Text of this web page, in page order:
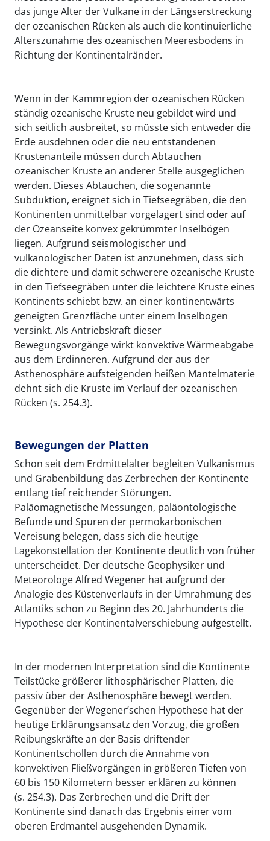
das junge Alter der Vulkane in der Längserstreckung
der ozeanischen Rücken als auch die kontinuierliche
Alterszunahme des ozeanischen Meeresbodens in
Richtung der Kontinentalränder.
Wenn in der Kammregion der ozeanischen Rücken
ständig ozeanische Kruste neu gebildet wird und
sich seitlich ausbreitet, so müsste sich entweder die
Erde ausdehnen oder die neu entstandenen
Krustenanteile müssen durch Abtauchen
ozeanischer Kruste an anderer Stelle ausgeglichen
werden. Dieses Abtauchen, die sogenannte
Subduktion, ereignet sich in Tiefseegräben, die den
Kontinenten unmittelbar vorgelagert sind oder auf
der Ozeanseite konvex gekrümmter Inselbögen
liegen. Aufgrund seismologischer und
vulkanologischer Daten ist anzunehmen, dass sich
die dichtere und damit schwerere ozeanische Kruste
in den Tiefseegräben unter die leichtere Kruste eines
Kontinents schiebt bzw. an einer kontinentwärts
geneigten Grenzfläche unter einem Inselbogen
versinkt. Als Antriebskraft dieser
Bewegungsvorgänge wirkt konvektive Wärmeabgabe
aus dem Erdinneren. Aufgrund der aus der
Asthenosphäre aufsteigenden heißen Mantelmaterie
dehnt sich die Kruste im Verlauf der ozeanischen
Rücken (s. 254.3).
Bewegungen der Platten
Schon seit dem Erdmittelalter begleiten Vulkanismus
und Grabenbildung das Zerbrechen der Kontinente
entlang tief reichender Störungen.
Paläomagnetische Messungen, paläontologische
Befunde und Spuren der permokarbonischen
Vereisung belegen, dass sich die heutige
Lagekonstellation der Kontinente deutlich von früher
unterscheidet. Der deutsche Geophysiker und
Meteorologe Alfred Wegener hat aufgrund der
Analogie des Küstenverlaufs in der Umrahmung des
Atlantiks schon zu Beginn des 20. Jahrhunderts die
Hypothese der Kontinentalverschiebung aufgestellt.
In der modernen Interpretation sind die Kontinente
Teilstücke größerer lithosphärischer Platten, die
passiv über der Asthenosphäre bewegt werden.
Gegenüber der Wegener’schen Hypothese hat der
heutige Erklärungsansatz den Vorzug, die großen
Reibungskräfte an der Basis driftender
Kontinentschollen durch die Annahme von
konvektiven Fließvorgängen in größeren Tiefen von
60 bis 150 Kilometern besser erklären zu können
(s. 254.3). Das Zerbrechen und die Drift der
Kontinente sind danach das Ergebnis einer vom
oberen Erdmantel ausgehenden Dynamik.